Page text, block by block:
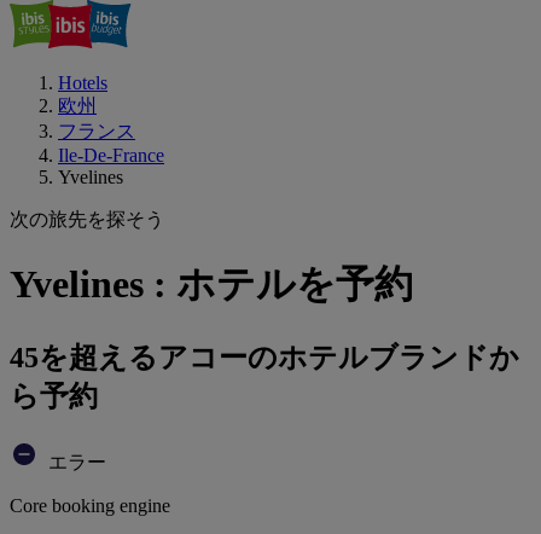
Hotels
欧州
フランス
Ile-De-France
Yvelines
次の旅先を探そう
Yvelines : ホテルを予約
45を超えるアコーのホテルブランドか
ら予約
エラー
Core booking engine